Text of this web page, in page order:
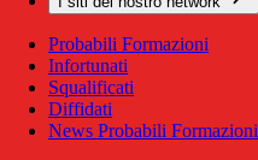
Probabili Formazioni
Infortunati
Squalificati
Diffidati
News Probabili Formazioni